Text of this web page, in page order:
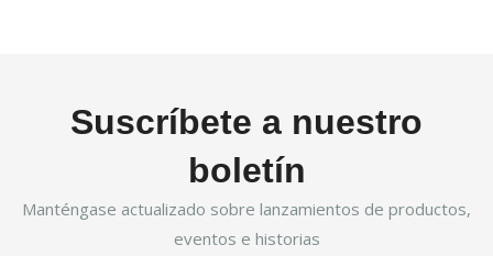
Suscríbete a nuestro
boletín
Manténgase actualizado sobre lanzamientos de productos,
eventos e historias